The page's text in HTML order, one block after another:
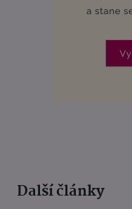
Další články